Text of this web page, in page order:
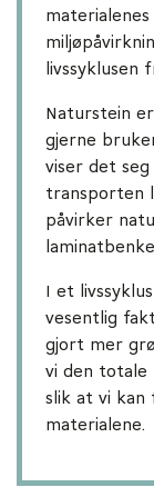
materialenes
livssyklusen
Naturstein
gjerne
viser det
transporten
påvirker
I et
vesentlig
gjort mer
vi den totale
slik at vi kan
materialene.